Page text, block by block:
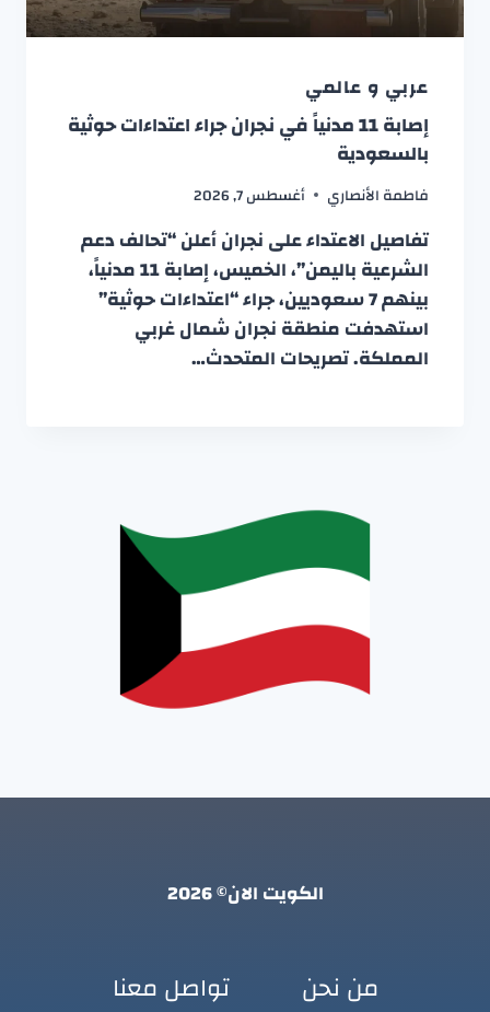
عربي و عالمي
إصابة 11 مدنياً في نجران جراء اعتداءات حوثية
بالسعودية
فاطمة الأنصاري أغسطس 7, 2026
تفاصيل الاعتداء على نجران أعلن “تحالف دعم
الشرعية باليمن”، الخميس، إصابة 11 مدنياً،
بينهم 7 سعوديين، جراء “اعتداءات حوثية”
استهدفت منطقة نجران شمال غربي
المملكة. تصريحات المتحدث…
الكويت الان© 2026
من نحن
تواصل معنا